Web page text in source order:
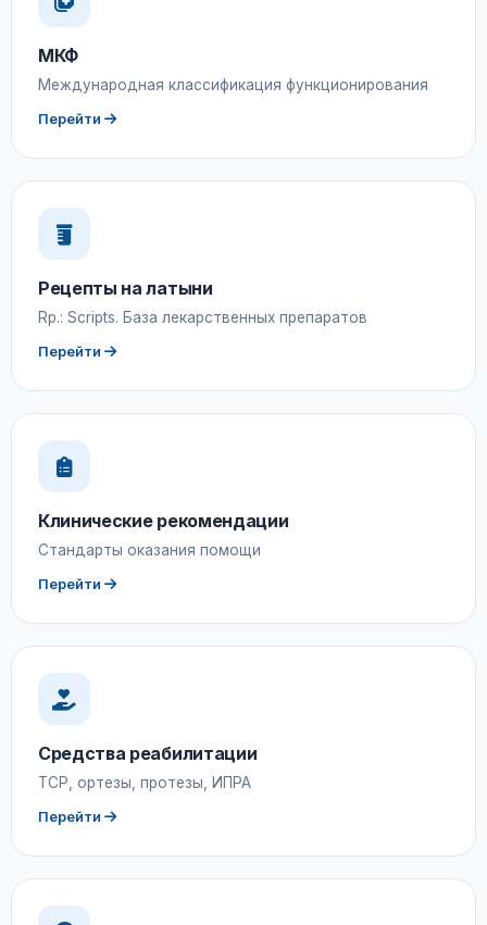
МКФ
Международная классификация функционирования
Перейти
Рецепты на латыни
Rp.: Scripts. База лекарственных препаратов
Перейти
Клинические рекомендации
Стандарты оказания помощи
Перейти
Средства реабилитации
ТСР, ортезы, протезы, ИПРА
Перейти